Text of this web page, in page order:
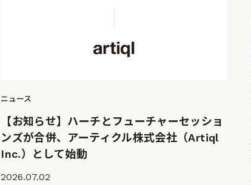
ニュース
【お知らせ】ハーチとフューチャーセッショ
ンズが合併、アーティクル株式会社（Artiql
Inc.）として始動
2026.07.02